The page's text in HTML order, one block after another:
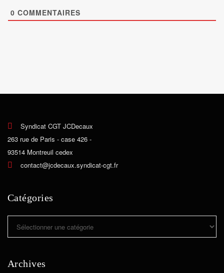
0 COMMENTAIRES
Syndicat CGT JCDecaux
263 rue de Paris - case 426 -
93514 Montreuil cedex
contact@jcdecaux.syndicat-cgt.fr
Catégories
Archives